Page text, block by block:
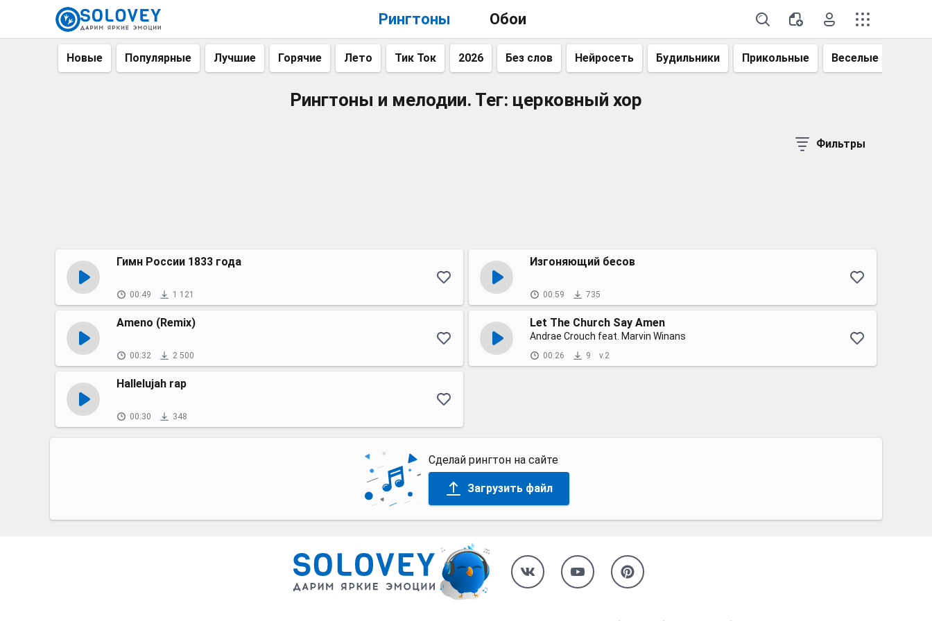
Рингтоны Обои
Новые Популярные Лучшие Горячие Лето Тик Ток 2026 Без слов Нейросеть Будильники Прикольные Веселые
Рингтоны и мелодии. Тег: церковный хор
Фильтры
Гимн России 1833 года
00:49 1 121
Изгоняющий бесов
00:59 735
Ameno (Remix)
00:32 2 500
Let The Church Say Amen
Andrae Crouch feat. Marvin Winans
00:26 9 v.2
Hallelujah rap
00:30 348
Сделай рингтон на сайте
Загрузить файл